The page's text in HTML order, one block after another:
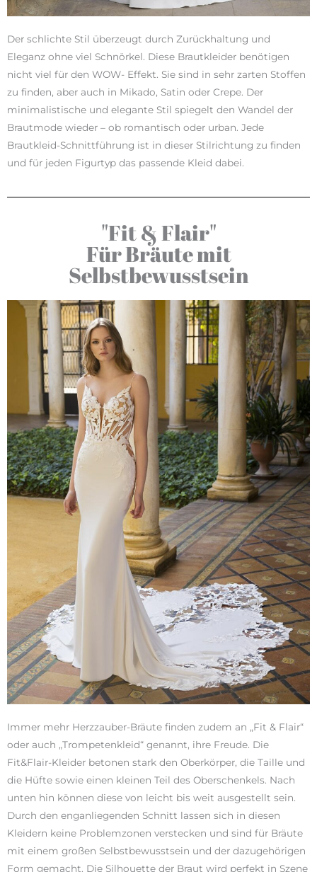
Der schlichte Stil überzeugt durch Zurückhaltung und
Eleganz ohne viel Schnörkel. Diese Brautkleider benötigen
nicht viel für den WOW- Effekt. Sie sind in sehr zarten Stoffen
zu finden, aber auch in Mikado, Satin oder Crepe. Der
minimalistische und elegante Stil spiegelt den Wandel der
Brautmode wieder – ob romantisch oder urban. Jede
Brautkleid-Schnittführung ist in dieser Stilrichtung zu finden
und für jeden Figurtyp das passende Kleid dabei.
"Fit & Flair"
Für Bräute mit
Selbstbewusstsein
Immer mehr Herzzauber-Bräute finden zudem an „Fit & Flair“
oder auch „Trompetenkleid“ genannt, ihre Freude. Die
Fit&Flair-Kleider betonen stark den Oberkörper, die Taille und
die Hüfte sowie einen kleinen Teil des Oberschenkels. Nach
unten hin können diese von leicht bis weit ausgestellt sein.
Durch den enganliegenden Schnitt lassen sich in diesen
Kleidern keine Problemzonen verstecken und sind für Bräute
mit einem großen Selbstbewusstsein und der dazugehörigen
Form gemacht. Die Silhouette der Braut wird perfekt in Szene